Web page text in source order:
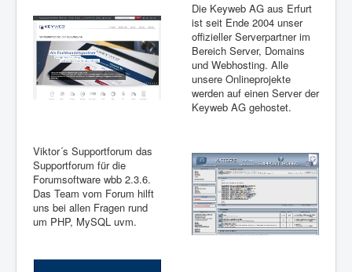
Die Keyweb AG aus Erfurt
ist seit Ende 2004 unser
offizieller Serverpartner im
Bereich Server, Domains
und Webhosting. Alle
unsere Onlineprojekte
werden auf einen Server der
Keyweb AG gehostet.
Viktor´s Supportforum das
Supportforum für die
Forumsoftware wbb 2.3.6.
Das Team vom Forum hilft
uns bei allen Fragen rund
um PHP, MySQL uvm.